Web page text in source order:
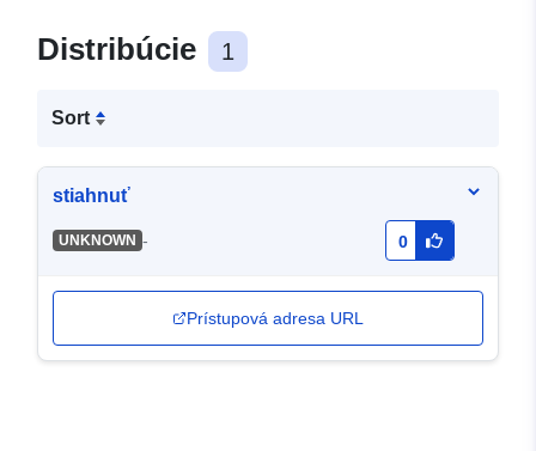
Distribúcie 1
Sort
stiahnuť
UNKNOWN - 0
Prístupová adresa URL